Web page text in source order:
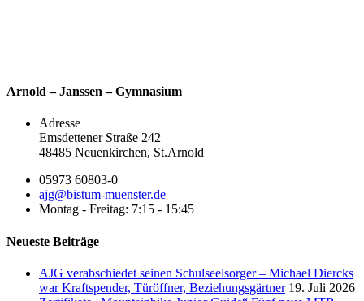
Arnold – Janssen – Gymnasium
Adresse
Emsdettener Straße 242
48485 Neuenkirchen, St.Arnold
05973 60803-0
ajg@bistum-muenster.de
Montag - Freitag: 7:15 - 15:45
Neueste Beiträge
AJG verabschiedet seinen Schulseelsorger – Michael Diercks
war Kraftspender, Türöffner, Beziehungsgärtner 19. Juli 2026